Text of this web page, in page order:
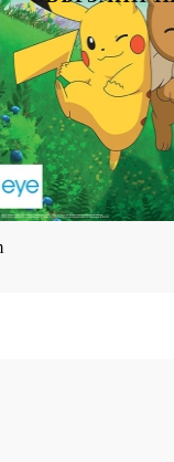
2бр. -
ви покемони!
висока от